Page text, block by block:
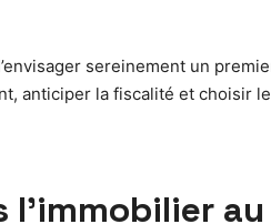
sereinement un
anticiper la fiscalité et choisir